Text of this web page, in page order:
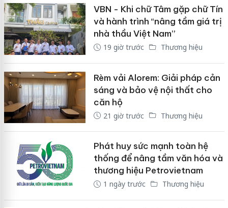
VBN - Khi chữ Tâm gặp chữ Tín
và hành trình “nâng tầm giá trị
nhà thầu Việt Nam”
19 giờ trước Thương hiệu
Rèm vải Alorem: Giải pháp cản
sáng và bảo vệ nội thất cho
căn hộ
21 giờ trước Thương hiệu
Phát huy sức mạnh toàn hệ
thống để nâng tầm văn hóa và
thương hiệu Petrovietnam
1 ngày trước Thương hiệu